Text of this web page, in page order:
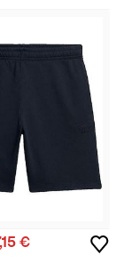
€